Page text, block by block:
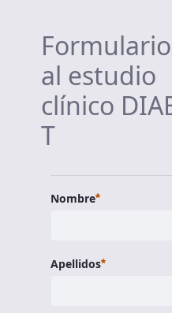
al estudio
clínico
T
Nombre Requerido
Apellidos Requerido